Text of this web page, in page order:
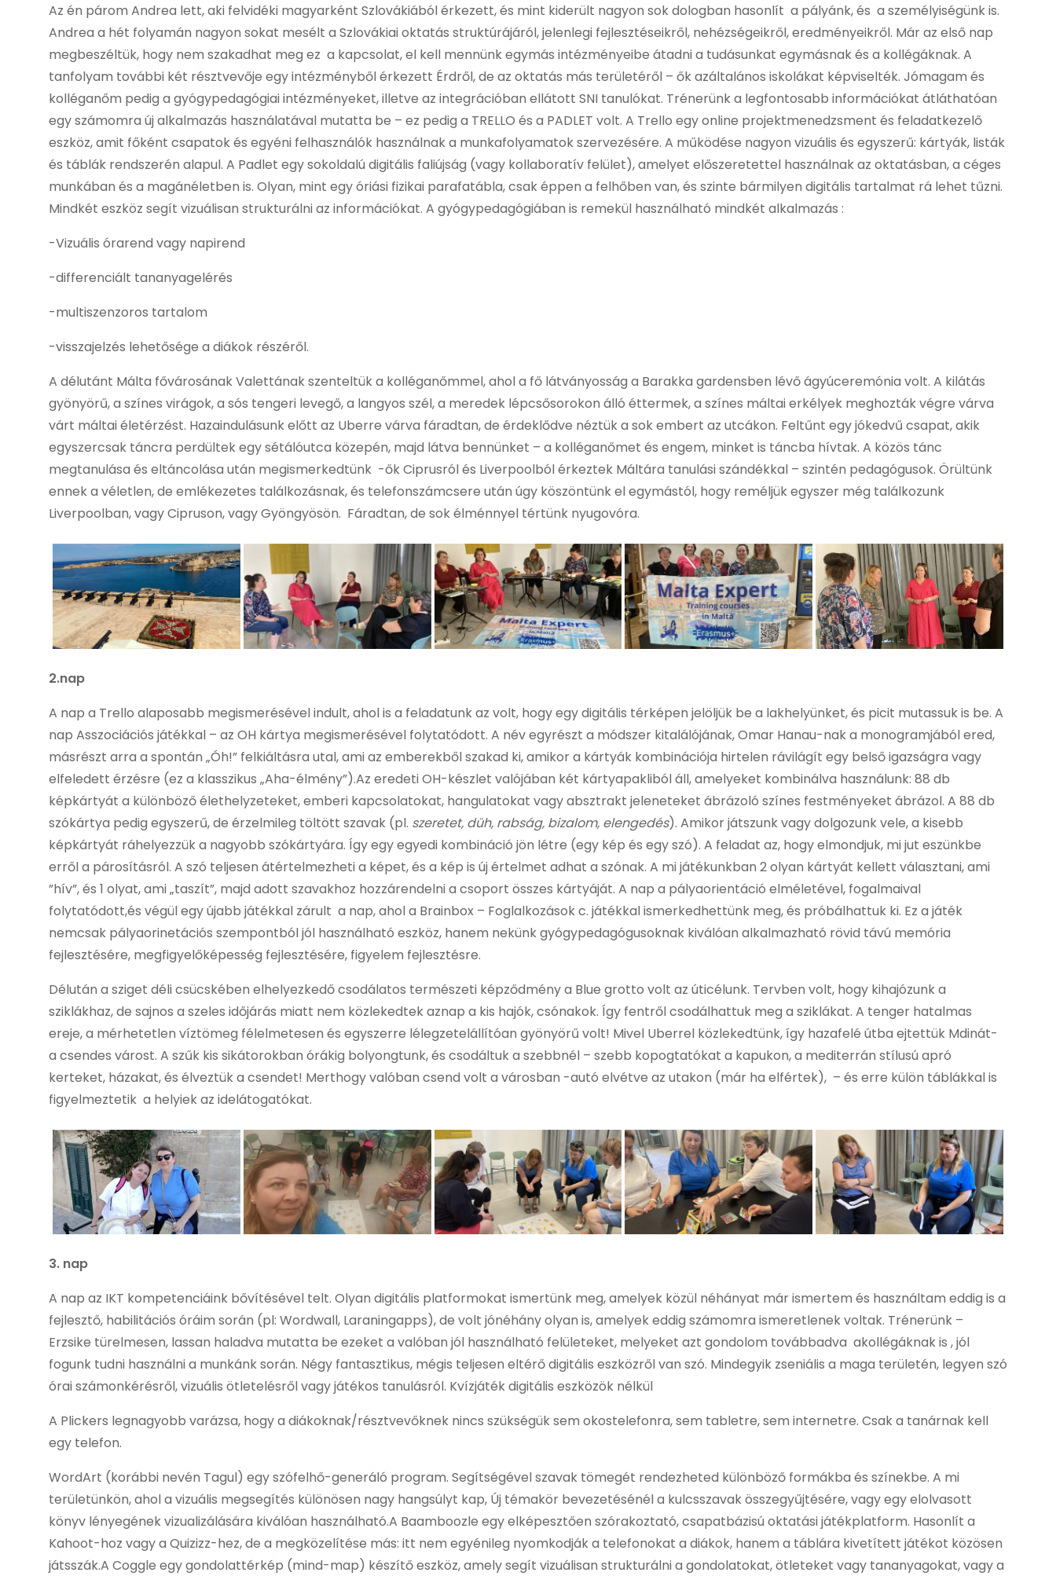
Az én párom Andrea lett, aki felvidéki magyarként Szlovákiából érkezett, és mint kiderült nagyon sok dologban hasonlít a pályánk, és a személyiségünk is.
Andrea a hét folyamán nagyon sokat mesélt a Szlovákiai oktatás struktúrájáról, jelenlegi fejlesztéseikről, nehézségeikről, eredményeikről. Már az első nap
megbeszéltük, hogy nem szakadhat meg ez a kapcsolat, el kell mennünk egymás intézményeibe átadni a tudásunkat egymásnak és a kollégáknak. A
tanfolyam további két résztvevője egy intézményből érkezett Érdről, de az oktatás más területéről – ők azáltalános iskolákat képviselték. Jómagam és
kolléganőm pedig a gyógypedagógiai intézményeket, illetve az integrációban ellátott SNI tanulókat. Trénerünk a legfontosabb információkat átláthatóan
egy számomra új alkalmazás használatával mutatta be – ez pedig a TRELLO és a PADLET volt. A Trello egy online projektmenedzsment és feladatkezelő
eszköz, amit főként csapatok és egyéni felhasználók használnak a munkafolyamatok szervezésére. A működése nagyon vizuális és egyszerű: kártyák, listák
és táblák rendszerén alapul. A Padlet egy sokoldalú digitális faliújság (vagy kollaboratív felület), amelyet előszeretettel használnak az oktatásban, a céges
munkában és a magánéletben is. Olyan, mint egy óriási fizikai parafatábla, csak éppen a felhőben van, és szinte bármilyen digitális tartalmat rá lehet tűzni.
Mindkét eszköz segít vizuálisan strukturálni az információkat. A gyógypedagógiában is remekül használható mindkét alkalmazás :
-Vizuális órarend vagy napirend
-differenciált tananyagelérés
-multiszenzoros tartalom
-visszajelzés lehetősége a diákok részéről.
A délutánt Málta fővárosának Valettának szenteltük a kolléganőmmel, ahol a fő látványosság a Barakka gardensben lévő ágyúceremónia volt. A kilátás
gyönyörű, a színes virágok, a sós tengeri levegő, a langyos szél, a meredek lépcsősorokon álló éttermek, a színes máltai erkélyek meghozták végre várva
várt máltai életérzést. Hazaindulásunk előtt az Uberre várva fáradtan, de érdeklődve néztük a sok embert az utcákon. Feltűnt egy jókedvű csapat, akik
egyszercsak táncra perdültek egy sétálóutca közepén, majd látva bennünket – a kolléganőmet és engem, minket is táncba hívtak. A közös tánc
megtanulása és eltáncolása után megismerkedtünk -ők Ciprusról és Liverpoolból érkeztek Máltára tanulási szándékkal – szintén pedagógusok. Örültünk
ennek a véletlen, de emlékezetes találkozásnak, és telefonszámcsere után úgy köszöntünk el egymástól, hogy reméljük egyszer még találkozunk
Liverpoolban, vagy Cipruson, vagy Gyöngyösön. Fáradtan, de sok élménnyel tértünk nyugovóra.
2.nap
A nap a Trello alaposabb megismerésével indult, ahol is a feladatunk az volt, hogy egy digitális térképen jelöljük be a lakhelyünket, és picit mutassuk is be. A
nap Asszociációs játékkal – az OH kártya megismerésével folytatódott. A név egyrészt a módszer kitalálójának, Omar Hanau-nak a monogramjából ered,
másrészt arra a spontán „Óh!” felkiáltásra utal, ami az emberekből szakad ki, amikor a kártyák kombinációja hirtelen rávilágít egy belső igazságra vagy
elfeledett érzésre (ez a klasszikus „Aha-élmény”).Az eredeti OH-készlet valójában két kártyapakliból áll, amelyeket kombinálva használunk: 88 db
képkártyát a különböző élethelyzeteket, emberi kapcsolatokat, hangulatokat vagy absztrakt jeleneteket ábrázoló színes festményeket ábrázol. A 88 db
szókártya pedig egyszerű, de érzelmileg töltött szavak (pl. szeretet, düh, rabság, bizalom, elengedés). Amikor játszunk vagy dolgozunk vele, a kisebb
képkártyát ráhelyezzük a nagyobb szókártyára. Így egy egyedi kombináció jön létre (egy kép és egy szó). A feladat az, hogy elmondjuk, mi jut eszünkbe
erről a párosításról. A szó teljesen átértelmezheti a képet, és a kép is új értelmet adhat a szónak. A mi játékunkban 2 olyan kártyát kellett választani, ami
”hív”, és 1 olyat, ami „taszít”, majd adott szavakhoz hozzárendelni a csoport összes kártyáját. A nap a pályaorientáció elméletével, fogalmaival
folytatódott,és végül egy újabb játékkal zárult a nap, ahol a Brainbox – Foglalkozások c. játékkal ismerkedhettünk meg, és próbálhattuk ki. Ez a játék
nemcsak pályaorinetációs szempontból jól használható eszköz, hanem nekünk gyógypedagógusoknak kiválóan alkalmazható rövid távú memória
fejlesztésére, megfigyelőképesség fejlesztésére, figyelem fejlesztésre.
Délután a sziget déli csücskében elhelyezkedő csodálatos természeti képződmény a Blue grotto volt az úticélunk. Tervben volt, hogy kihajózunk a
sziklákhaz, de sajnos a szeles időjárás miatt nem közlekedtek aznap a kis hajók, csónakok. Így fentről csodálhattuk meg a sziklákat. A tenger hatalmas
ereje, a mérhetetlen víztömeg félelmetesen és egyszerre lélegzetelállítóan gyönyörű volt! Mivel Uberrel közlekedtünk, így hazafelé útba ejtettük Mdinát-
a csendes várost. A szűk kis sikátorokban órákig bolyongtunk, és csodáltuk a szebbnél – szebb kopogtatókat a kapukon, a mediterrán stílusú apró
kerteket, házakat, és élveztük a csendet! Merthogy valóban csend volt a városban -autó elvétve az utakon (már ha elfértek), – és erre külön táblákkal is
figyelmeztetik a helyiek az idelátogatókat.
3. nap
A nap az IKT kompetenciáink bővítésével telt. Olyan digitális platformokat ismertünk meg, amelyek közül néhányat már ismertem és használtam eddig is a
fejlesztő, habilitációs óráim során (pl: Wordwall, Laraningapps), de volt jónéhány olyan is, amelyek eddig számomra ismeretlenek voltak. Trénerünk –
Erzsike türelmesen, lassan haladva mutatta be ezeket a valóban jól használható felületeket, melyeket azt gondolom továbbadva akollégáknak is , jól
fogunk tudni használni a munkánk során. Négy fantasztikus, mégis teljesen eltérő digitális eszközről van szó. Mindegyik zseniális a maga területén, legyen szó
órai számonkérésről, vizuális ötletelésről vagy játékos tanulásról. Kvízjáték digitális eszközök nélkül
A Plickers legnagyobb varázsa, hogy a diákoknak/résztvevőknek nincs szükségük sem okostelefonra, sem tabletre, sem internetre. Csak a tanárnak kell
egy telefon.
WordArt (korábbi nevén Tagul) egy szófelhő-generáló program. Segítségével szavak tömegét rendezheted különböző formákba és színekbe. A mi
területünkön, ahol a vizuális megsegítés különösen nagy hangsúlyt kap, Új témakör bevezetésénél a kulcsszavak összegyűjtésére, vagy egy elolvasott
könyv lényegének vizualizálására kiválóan használható.A Baamboozle egy elképesztően szórakoztató, csapatbázisú oktatási játékplatform. Hasonlít a
Kahoot-hoz vagy a Quizizz-hez, de a megközelítése más: itt nem egyénileg nyomkodják a telefonokat a diákok, hanem a táblára kivetített játékot közösen
játsszák.A Coggle egy gondolattérkép (mind-map) készítő eszköz, amely segít vizuálisan strukturálni a gondolatokat, ötleteket vagy tananyagokat, vagy a